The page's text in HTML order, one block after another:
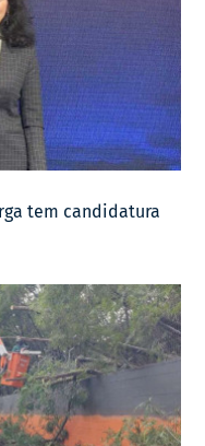
tem candidatura